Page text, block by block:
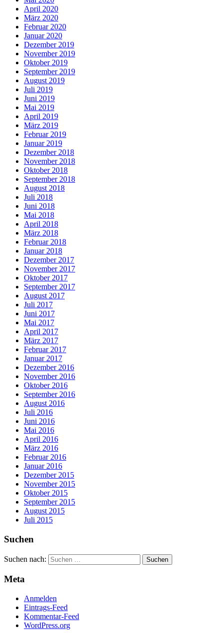
April 2020
März 2020
Februar 2020
Januar 2020
Dezember 2019
November 2019
Oktober 2019
September 2019
August 2019
Juli 2019
Juni 2019
Mai 2019
April 2019
März 2019
Februar 2019
Januar 2019
Dezember 2018
November 2018
Oktober 2018
September 2018
August 2018
Juli 2018
Juni 2018
Mai 2018
April 2018
März 2018
Februar 2018
Januar 2018
Dezember 2017
November 2017
Oktober 2017
September 2017
August 2017
Juli 2017
Juni 2017
Mai 2017
April 2017
März 2017
Februar 2017
Januar 2017
Dezember 2016
November 2016
Oktober 2016
September 2016
August 2016
Juli 2016
Juni 2016
Mai 2016
April 2016
März 2016
Februar 2016
Januar 2016
Dezember 2015
November 2015
Oktober 2015
September 2015
August 2015
Juli 2015
Suchen
Suchen nach:
Meta
Anmelden
Eintrags-Feed
Kommentar-Feed
WordPress.org